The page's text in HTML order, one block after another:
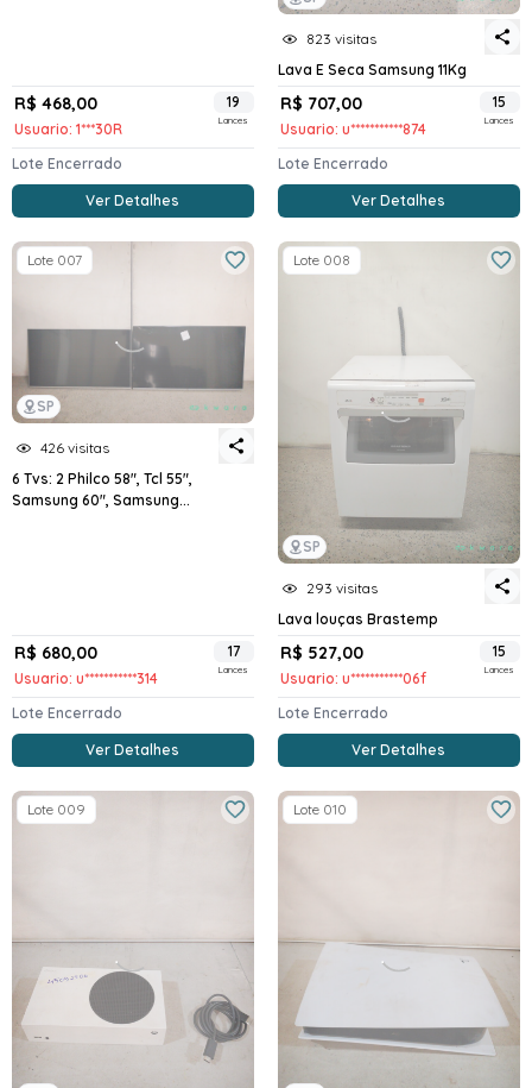
R$ 468,00
Usuario: 1***30R
19
Lances
Lote Encerrado
Ver Detalhes
823 visitas
Lava E Seca Samsung 11Kg
R$ 707,00
Usuario: u***********874
15
Lances
Lote Encerrado
Ver Detalhes
SP
Lote 007
426 visitas
6 Tvs: 2 Philco 58", Tcl 55",
Samsung 60", Samsung...
R$ 680,00
Usuario: u***********314
17
Lances
Lote Encerrado
Ver Detalhes
SP
Lote 008
293 visitas
Lava louças Brastemp
R$ 527,00
Usuario: u***********06f
15
Lances
Lote Encerrado
Ver Detalhes
Lote 009 Lote 010